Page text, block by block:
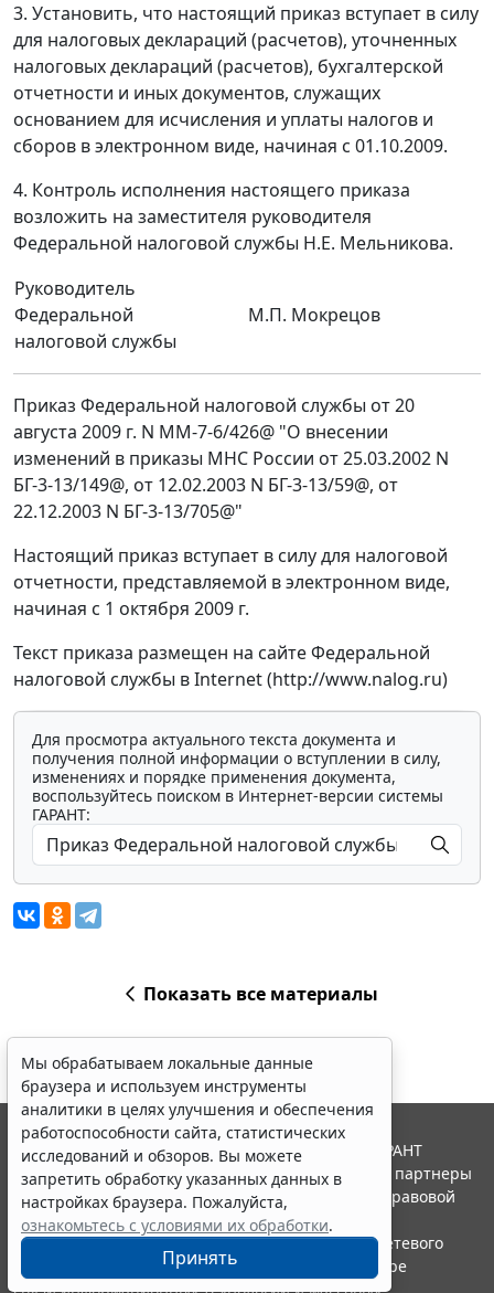
3. Установить, что настоящий приказ вступает в силу
для налоговых деклараций (расчетов), уточненных
налоговых деклараций (расчетов), бухгалтерской
отчетности и иных документов, служащих
основанием для исчисления и уплаты налогов и
сборов в электронном виде, начиная с 01.10.2009.
4. Контроль исполнения настоящего приказа
возложить на заместителя руководителя
Федеральной налоговой службы Н.Е. Мельникова.
Руководитель
Федеральной
налоговой службы
М.П. Мокрецов
Приказ Федеральной налоговой службы от 20
августа 2009 г. N ММ-7-6/426@ "О внесении
изменений в приказы МНС России от 25.03.2002 N
БГ-3-13/149@, от 12.02.2003 N БГ-3-13/59@, от
22.12.2003 N БГ-3-13/705@"
Настоящий приказ вступает в силу для налоговой
отчетности, представляемой в электронном виде,
начиная с 1 октября 2009 г.
Текст приказа размещен на сайте Федеральной
налоговой службы в Internet (http://www.nalog.ru)
Для просмотра актуального текста документа и
получения полной информации о вступлении в силу,
изменениях и порядке применения документа,
воспользуйтесь поиском в Интернет-версии системы
ГАРАНТ:
Показать все материалы
Мы обрабатываем локальные данные
браузера и используем инструменты
аналитики в целях улучшения и обеспечения
работоспособности сайта, статистических
исследований и обзоров. Вы можете
запретить обработку указанных данных в
настройках браузера. Пожалуйста,
ознакомьтесь с условиями их обработки.
Принять
© ООО "НПП "ГАРАНТ-СЕРВИС", 2026. Система ГАРАНТ
выпускается с 1990 года. Компания "Гарант" и ее партнеры
являются участниками Российской ассоциации правовой
информации ГАРАНТ.
Портал ГАРАНТ.РУ зарегистрирован в качестве сетевого
издания Федеральной службой по надзору в сфере